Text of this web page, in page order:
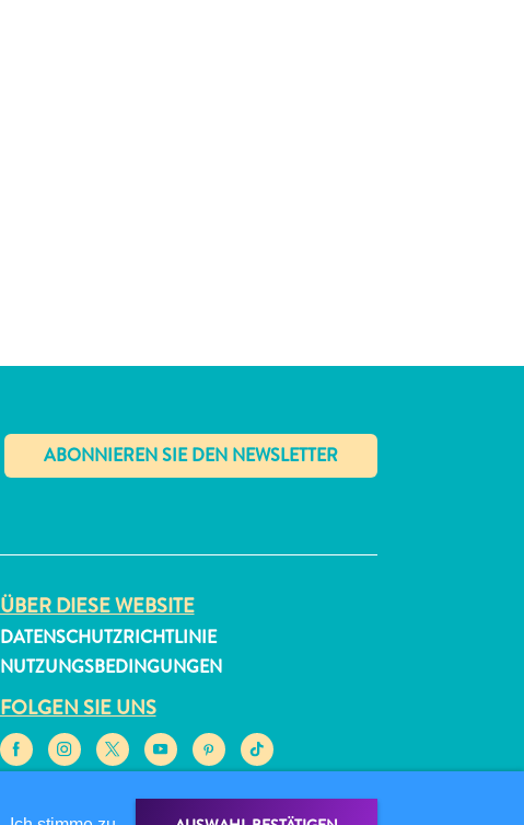
✕
ÜBER DIESE WEBSITE
DATENSCHUTZRICHTLINIE
NUTZUNGSBEDINGUNGEN
FOLGEN SIE UNS